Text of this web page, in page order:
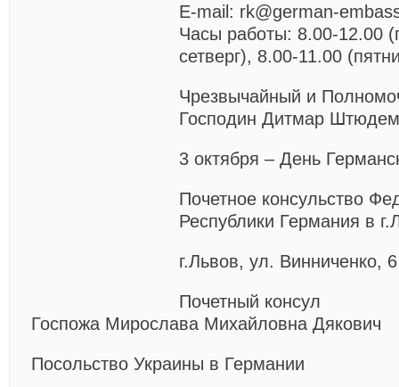
E-mail: rk@german-
Часы работы: 8.00-12.00
сетверг), 8.00-11.00
Чрезвычайный и
Господин Дитмар
3 октября – День
Почетное консульство
Республики Германия в
г.Львов, ул. Винниченко, 6
Почетный консул
Госпожа Мирослава Михайловна Дякович
Посольство Украины в Германии